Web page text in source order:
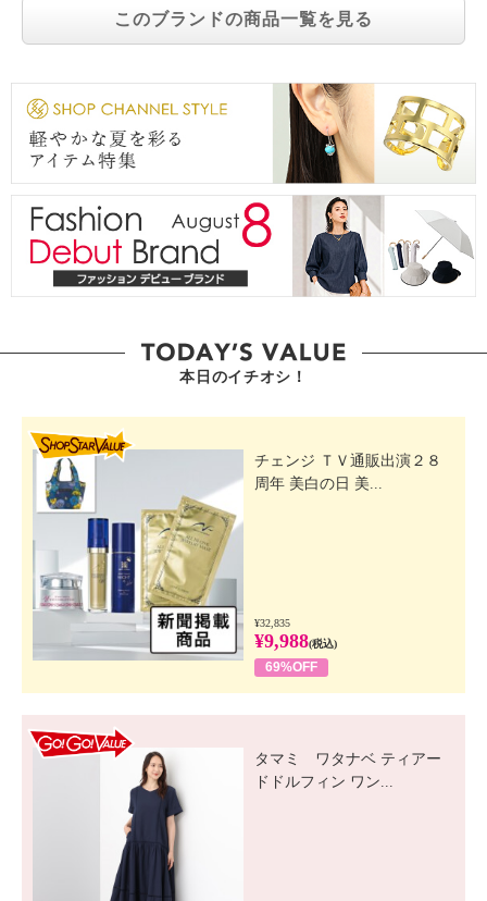
このブランドの商品一覧を見る
本日のイチオシ！
チェンジ ＴＶ通販出演２８
周年 美白の日 美...
¥32,835
¥9,988(税込)
69%OFF
タマミ ワタナベ ティアー
ドドルフィン ワン...